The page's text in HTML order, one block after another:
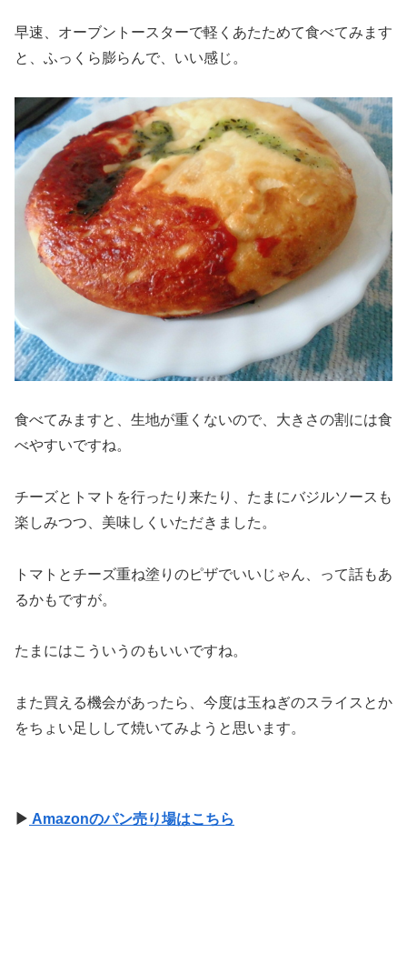
早速、オーブントースターで軽くあたためて食べてみます
と、ふっくら膨らんで、いい感じ。
食べてみますと、生地が重くないので、大きさの割には食
べやすいですね。
チーズとトマトを行ったり来たり、たまにバジルソースも
楽しみつつ、美味しくいただきました。
トマトとチーズ重ね塗りのピザでいいじゃん、って話もあ
るかもですが。
たまにはこういうのもいいですね。
また買える機会があったら、今度は玉ねぎのスライスとか
をちょい足しして焼いてみようと思います。
▶ Amazonのパン売り場はこちら